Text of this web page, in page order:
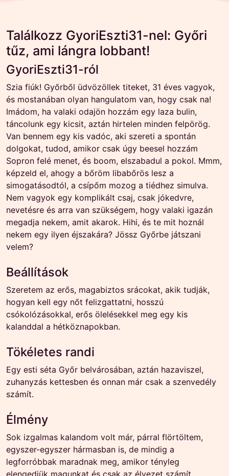
Találkozz GyoriEszti31-nel: Győri
tűz, ami lángra lobbant!
GyoriEszti31-ról
Szia fiúk! Győrből üdvözöllek titeket, 31 éves vagyok,
és mostanában olyan hangulatom van, hogy csak na!
Imádom, ha valaki odajön hozzám egy laza bulin,
táncolunk egy kicsit, aztán hirtelen minden felpörög.
Van bennem egy kis vadóc, aki szereti a spontán
dolgokat, tudod, amikor csak úgy beesel hozzám
Sopron felé menet, és boom, elszabadul a pokol. Mmm,
képzeld el, ahogy a bőröm libabőrös lesz a
simogatásodtól, a csípőm mozog a tiédhez simulva.
Nem vagyok egy komplikált csaj, csak jókedvre,
nevetésre és arra van szükségem, hogy valaki igazán
megadja nekem, amit akarok. Hihi, és te mit hoznál
nekem egy ilyen éjszakára? Jössz Győrbe játszani
velem?
Beállítások
Szeretem az erős, magabiztos srácokat, akik tudják,
hogyan kell egy nőt felizgattatni, hosszú
csókolózásokkal, erős ölelésekkel meg egy kis
kalanddal a hétköznapokban.
Tökéletes randi
Egy esti séta Győr belvárosában, aztán hazaviszel,
zuhanyzás kettesben és onnan már csak a szenvedély
számít.
Élmény
Sok izgalmas kalandom volt már, párral flörtöltem,
egyszer-egyszer hármasban is, de mindig a
legforróbbak maradnak meg, amikor tényleg
elengedjük magunkat és csak az élvezet számít.